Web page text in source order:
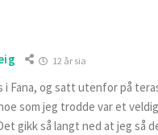
12 år sia
i Fana, og satt utenfor på
som jeg trodde var et
gikk så langt ned at jeg så